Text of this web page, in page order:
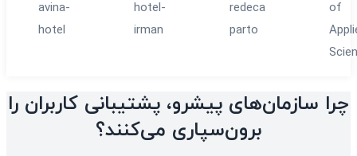
چرا سازمان‌های پیشرو، پشتیبانی کاربران را
برون‌سپاری می‌کنند؟